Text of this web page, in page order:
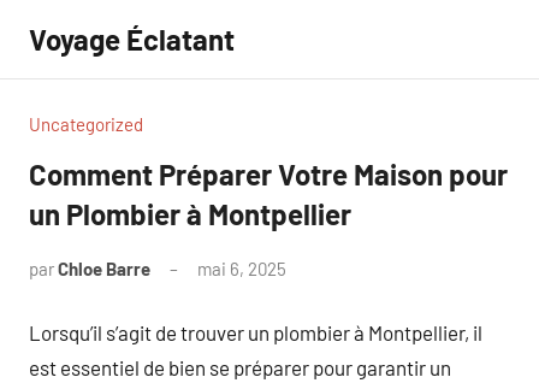
contenu
Voyage Éclatant
Uncategorized
Comment Préparer Votre Maison pour
un Plombier à Montpellier
parChloe Barre mai 6, 2025
Lorsqu’il s’agit de trouver un plombier à Montpellier, il
est essentiel de bien se préparer pour garantir un